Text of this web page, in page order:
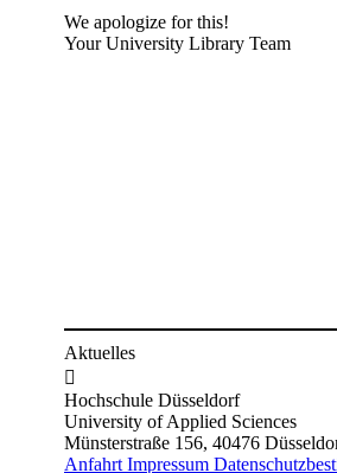
We apologize for this!
Your University Library Team​​​​​​​​
Aktuelles

Hochschule Düsseldorf
University of Applied Sciences
Münsterstraße 156, 40476
Anfahrt Impressum